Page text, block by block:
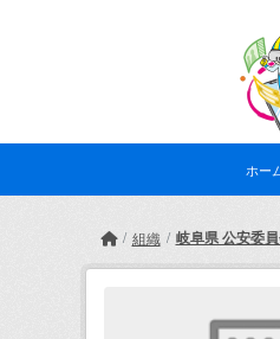
ホー
組織 岐阜県 公安委